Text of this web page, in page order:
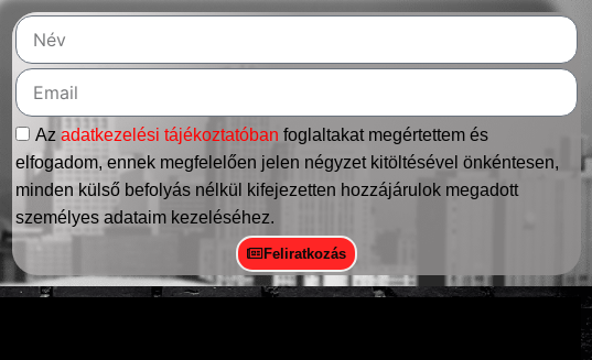
Az adatkezelési tájékoztatóban foglaltakat megértettem és
elfogadom, ennek megfelelően jelen négyzet kitöltésével önkéntesen,
minden külső befolyás nélkül kifejezetten hozzájárulok megadott
személyes adataim kezeléséhez.
Feliratkozás